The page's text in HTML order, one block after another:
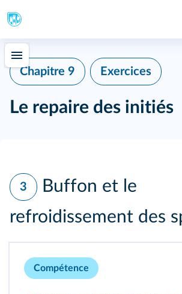
Chapitre 9 Exercices
Le repaire des initiés
3
Buffon et le
refroidissement des
Compétence